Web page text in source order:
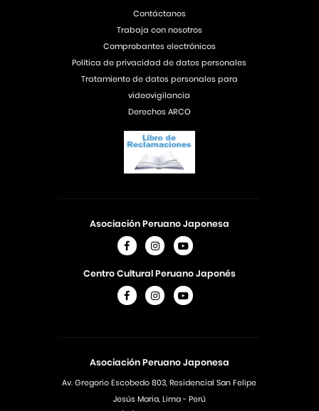
Asociación Peruano Japonesa
Av. Gregorio Escobedo 803, Residencial San Felipe
Jesús Maria, Lima - Perú
Asociación Peruano Japonesa
Centro Cultural Peruano Japonés
Contáctanos
Trabaja con nosotros
Comprobantes electrónicos
Política de privacidad de datos personales
Tratamiento de datos personales para
videovigilancia
Derechos ARCO